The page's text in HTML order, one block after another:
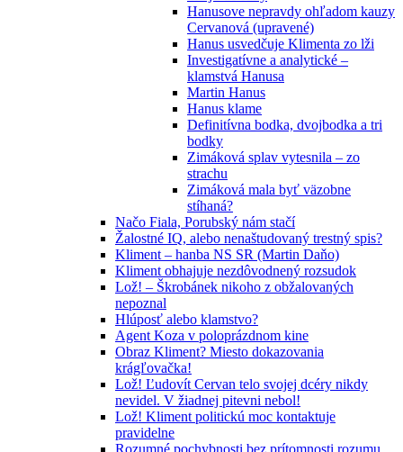
Hanusove nepravdy ohľadom kauzy
Cervanová (upravené)
Hanus usvedčuje Klimenta zo lži
Investigatívne a analytické –
klamstvá Hanusa
Martin Hanus
Hanus klame
Definitívna bodka, dvojbodka a tri
bodky
Zimáková splav vytesnila – zo
strachu
Zimáková mala byť väzobne
stíhaná?
Načo Fiala, Porubský nám stačí
Žalostné IQ, alebo nenaštudovaný trestný spis?
Kliment – hanba NS SR (Martin Daňo)
Kliment obhajuje nezdôvodnený rozsudok
Lož! – Škrobánek nikoho z obžalovaných
nepoznal
Hlúposť alebo klamstvo?
Agent Koza v poloprázdnom kine
Obraz Kliment? Miesto dokazovania
krágľovačka!
Lož! Ľudovít Cervan telo svojej dcéry nikdy
nevidel. V žiadnej pitevni nebol!
Lož! Kliment politickú moc kontaktuje
pravidelne
Rozumné pochybnosti bez prítomnosti rozumu